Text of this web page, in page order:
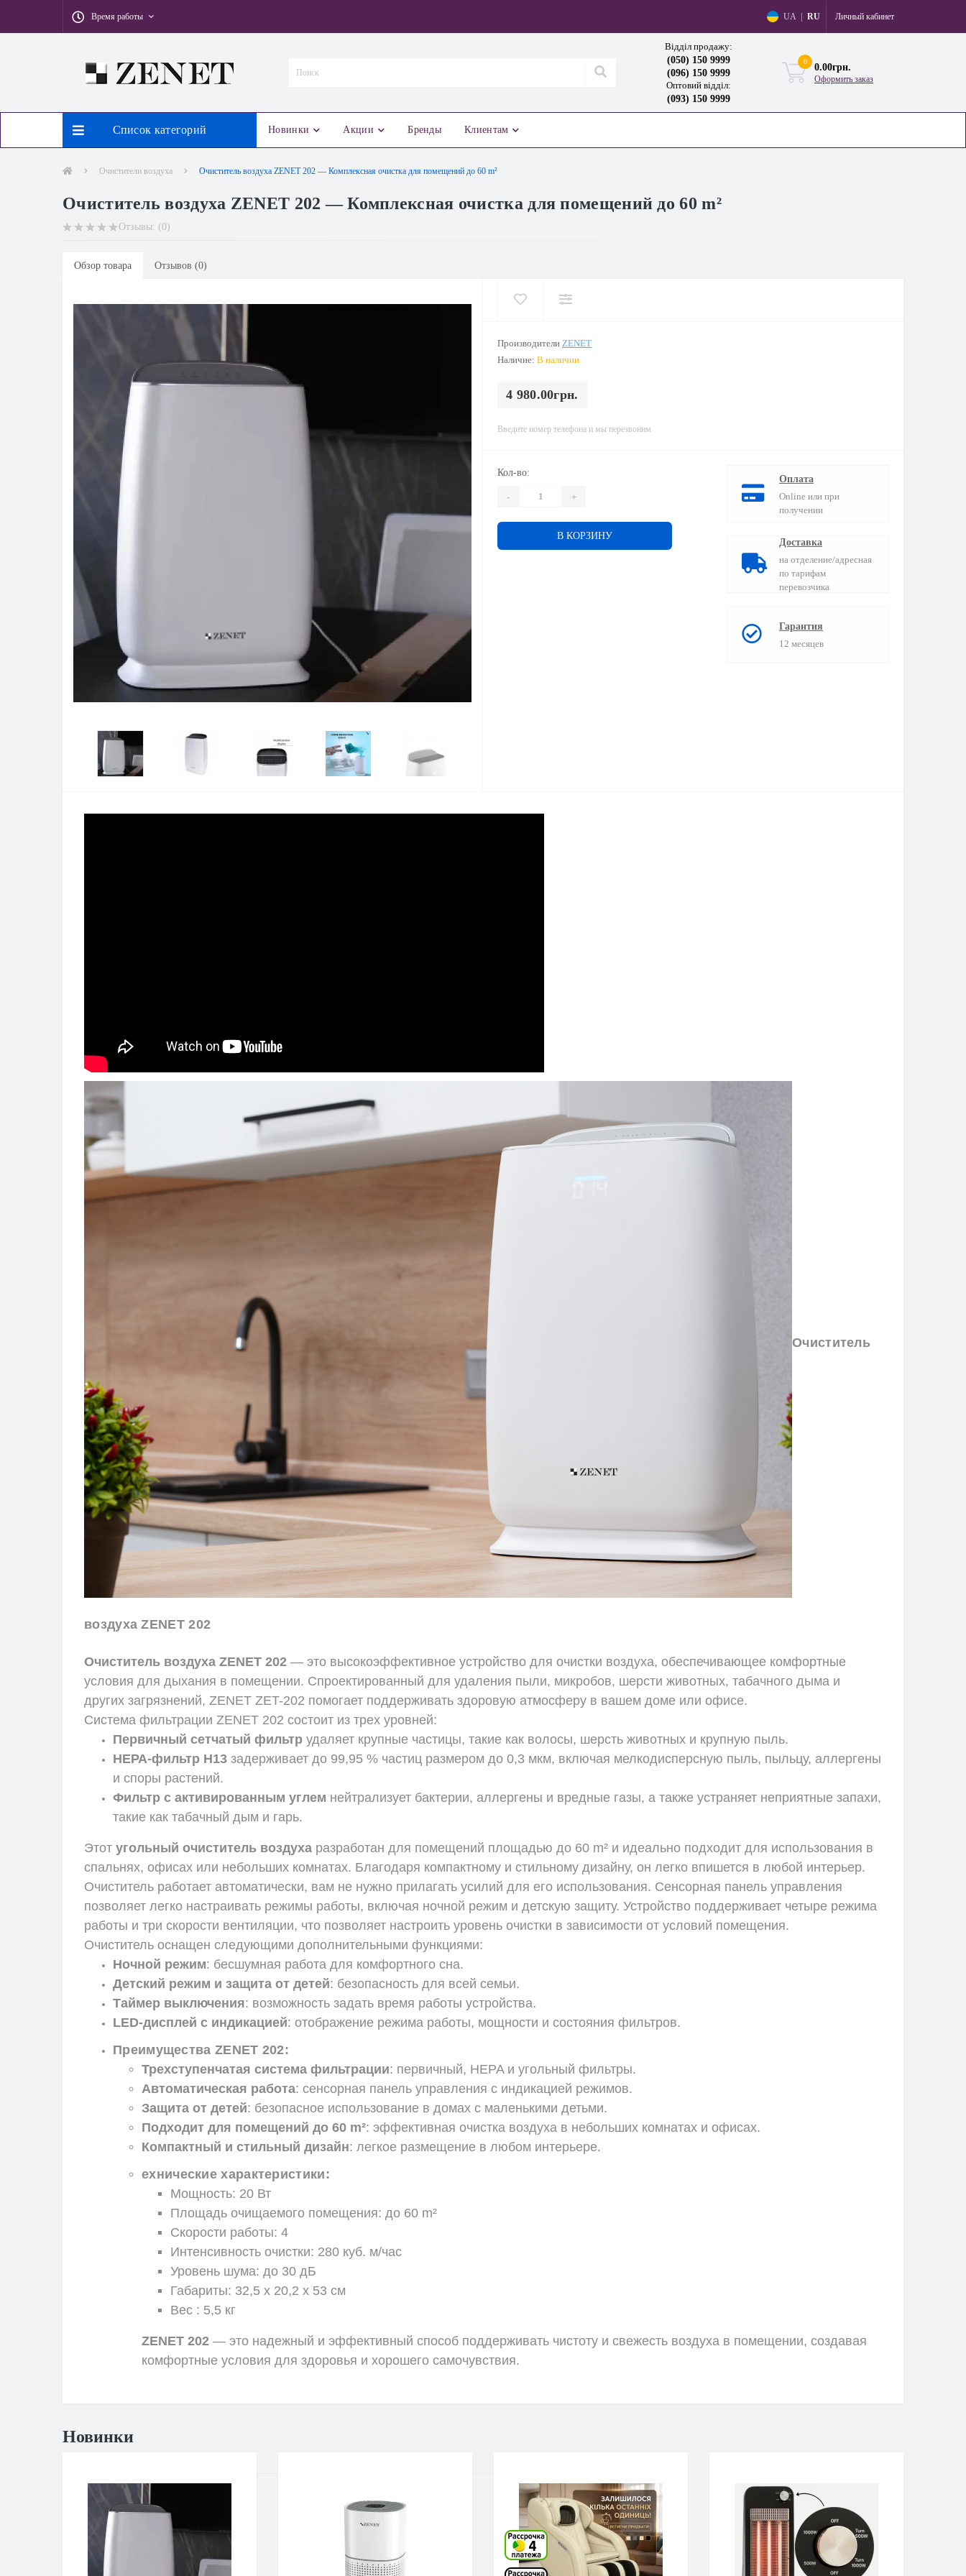
Время работы UA RU Личный кабинет
Відділ продажу:
(050) 150 9999
(096) 150 9999
Оптовий відділ:
(093) 150 9999
0
0.00грн.
Оформить заказ
Список категорий Новинки Акции Бренды Клиентам
Очистители воздуха Очиститель воздуха ZENET 202 — Комплексная очистка для помещений до 60 m²
Очиститель воздуха ZENET 202 — Комплексная очистка для помещений до 60 m²
Отзывы: (0)
Обзор товара Отзывов (0)
Производители ZENET
Наличие: В наличии
4 980.00грн.
Введите номер телефона и мы перезвоним
Кол-во:
- +
В КОРЗИНУ
Оплата
Online или при
получении
Доставка
на отделение/адресная
по тарифам
перевозчика
Гарантия
12 месяцев
Очиститель
воздуха ZENET 202
Очиститель воздуха ZENET 202 — это высокоэффективное устройство для очистки воздуха, обеспечивающее комфортные
условия для дыхания в помещении. Спроектированный для удаления пыли, микробов, шерсти животных, табачного дыма и
других загрязнений, ZENET ZET-202 помогает поддерживать здоровую атмосферу в вашем доме или офисе.
Система фильтрации ZENET 202 состоит из трех уровней:
Первичный сетчатый фильтр удаляет крупные частицы, такие как волосы, шерсть животных и крупную пыль.
НЕРА-фильтр H13 задерживает до 99,95 % частиц размером до 0,3 мкм, включая мелкодисперсную пыль, пыльцу, аллергены
и споры растений.
Фильтр с активированным углем нейтрализует бактерии, аллергены и вредные газы, а также устраняет неприятные запахи,
такие как табачный дым и гарь.
Этот угольный очиститель воздуха разработан для помещений площадью до 60 m² и идеально подходит для использования в
спальнях, офисах или небольших комнатах. Благодаря компактному и стильному дизайну, он легко впишется в любой интерьер.
Очиститель работает автоматически, вам не нужно прилагать усилий для его использования. Сенсорная панель управления
позволяет легко настраивать режимы работы, включая ночной режим и детскую защиту. Устройство поддерживает четыре режима
работы и три скорости вентиляции, что позволяет настроить уровень очистки в зависимости от условий помещения.
Очиститель оснащен следующими дополнительными функциями:
Ночной режим: бесшумная работа для комфортного сна.
Детский режим и защита от детей: безопасность для всей семьи.
Таймер выключения: возможность задать время работы устройства.
LED-дисплей с индикацией: отображение режима работы, мощности и состояния фильтров.
Преимущества ZENET 202:
Трехступенчатая система фильтрации: первичный, HEPA и угольный фильтры.
Автоматическая работа: сенсорная панель управления с индикацией режимов.
Защита от детей: безопасное использование в домах с маленькими детьми.
Подходит для помещений до 60 m²: эффективная очистка воздуха в небольших комнатах и офисах.
Компактный и стильный дизайн: легкое размещение в любом интерьере.
ехнические характеристики:
Мощность: 20 Вт
Площадь очищаемого помещения: до 60 m²
Скорости работы: 4
Интенсивность очистки: 280 куб. м/час
Уровень шума: до 30 дБ
Габариты: 32,5 х 20,2 х 53 см
Вес : 5,5 кг
ZENET 202 — это надежный и эффективный способ поддерживать чистоту и свежесть воздуха в помещении, создавая
комфортные условия для здоровья и хорошего самочувствия.
Новинки